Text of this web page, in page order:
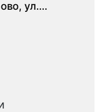
ул.